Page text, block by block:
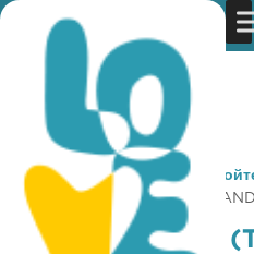
You are here: Home »
Gastronomy
» COFFEE
COFFEE ISLAND